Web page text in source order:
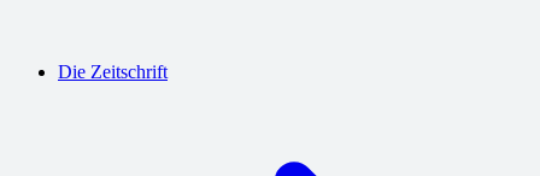
Die Zeitschrift